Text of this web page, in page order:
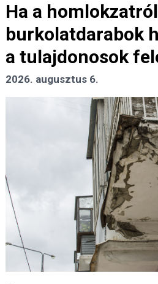
Ha a homlokzatról
burkolatdarabok
a tulajdonosok
2026. augusztus 6.